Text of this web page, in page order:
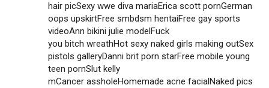
hair picSexy wwe diva mariaErica scott pornGerman
oops upskirtFree smbdsm hentaiFree gay sports
videoAnn bikini julie modelFuck
you bitch wreathHot sexy naked girls making outSex
pistols galleryDanni brit porn starFree mobile young
teen pornSlut kelly
mCancer assholeHomemade acne facialNaked pics